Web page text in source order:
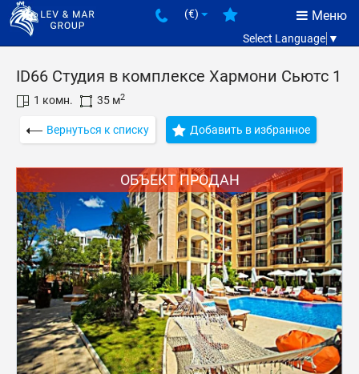
Меню
(€)
Select Language ▼
ID66 Студия в комплексе Хармони Сьютс 1
1 комн. 35 м2
Вернуться к списку Добавить в избранное
ОБЪЕКТ ПРОДАН